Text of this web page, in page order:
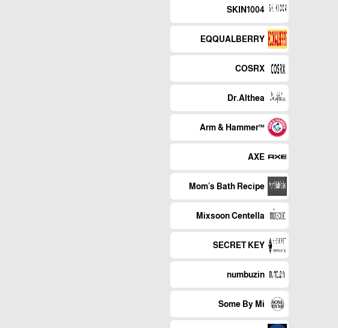
SKIN1004
EQQUALBERRY
COSRX
Dr.Althea
™Arm & Hammer
AXE
Mom's Bath Recipe
Mixsoon Centella
SECRET KEY
numbuzin
Some By Mi